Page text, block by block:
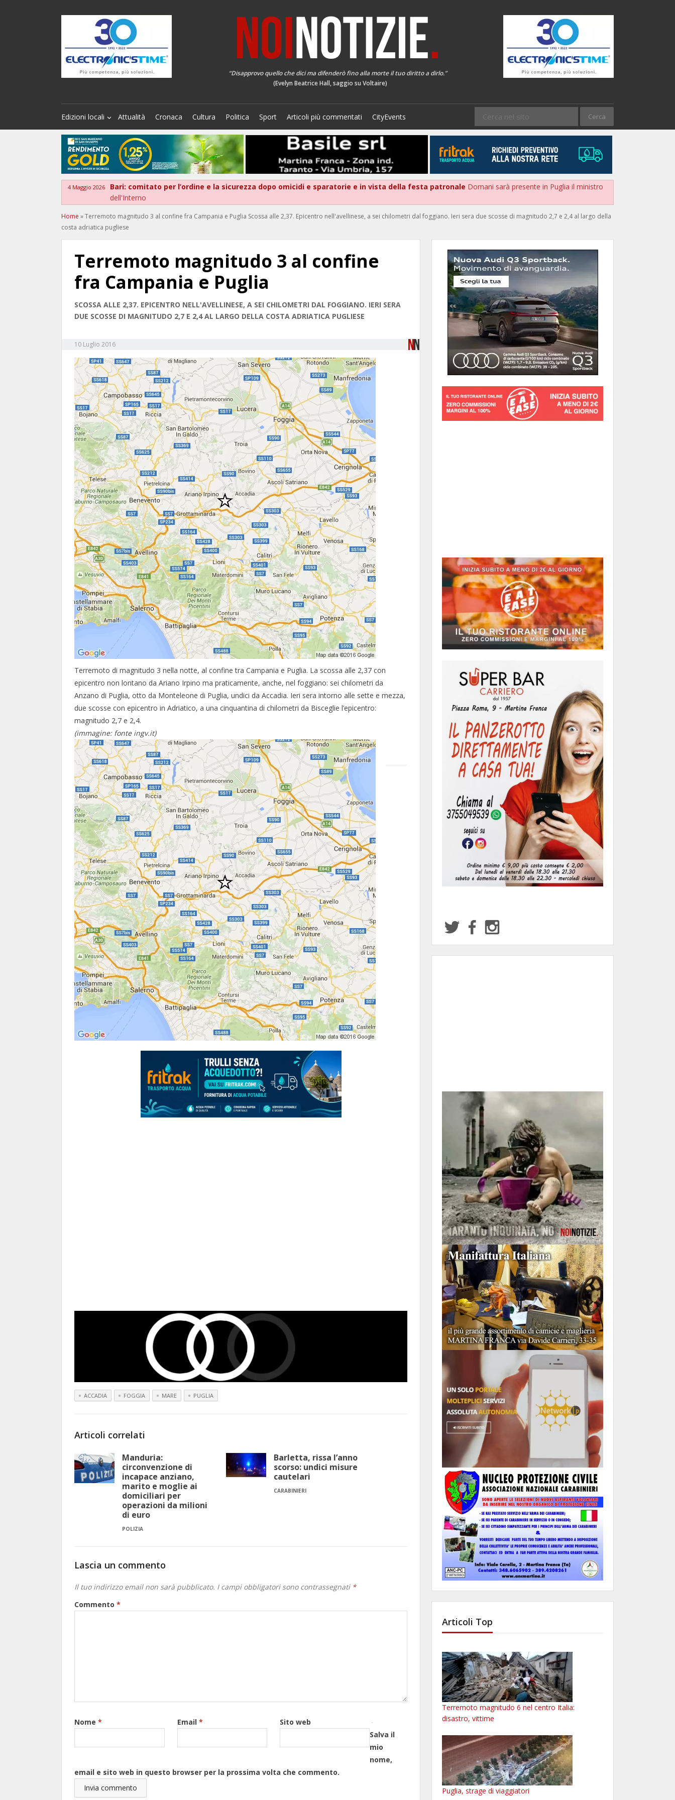
“Disapprovo quello che dici ma difenderò fino alla morte il tuo diritto a dirlo.”
(Evelyn Beatrice Hall, saggio su Voltaire)
Edizioni locali Attualità Cronaca Cultura Politica Sport Articoli più commentati CityEvents
4 Maggio 2026 Bari: comitato per l’ordine e la sicurezza dopo omicidi e sparatorie e in vista della festa patronale Domani sarà presente in Puglia il ministro
dell'Interno
Home »Terremoto magnitudo 3 al confine fra Campania e Puglia Scossa alle 2,37. Epicentro nell'avellinese, a sei chilometri dal foggiano. Ieri sera due scosse di magnitudo 2,7 e 2,4 al largo della
costa adriatica pugliese
Terremoto magnitudo 3 al confine
fra Campania e Puglia
SCOSSA ALLE 2,37. EPICENTRO NELL'AVELLINESE, A SEI CHILOMETRI DAL FOGGIANO. IERI SERA
DUE SCOSSE DI MAGNITUDO 2,7 E 2,4 AL LARGO DELLA COSTA ADRIATICA PUGLIESE
10 Luglio 2016
Terremoto di magnitudo 3 nella notte, al confine tra Campania e Puglia. La scossa alle 2,37 con
epicentro non lontano da Ariano Irpino ma praticamente, anche, nel foggiano: sei chilometri da
Anzano di Puglia, otto da Monteleone di Puglia, undici da Accadia. Ieri sera intorno alle sette e mezza,
due scosse con epicentro in Adriatico, a una cinquantina di chilometri da Bisceglie l’epicentro:
magnitudo 2,7 e 2,4.
(immagine: fonte ingv.it)
ACCADIA FOGGIA MARE PUGLIA
Articoli correlati
Manduria:
circonvenzione di
incapace anziano,
marito e moglie ai
domiciliari per
operazioni da milioni
di euro
POLIZIA
Barletta, rissa l’anno
scorso: undici misure
cautelari
CARABINIERI
Lascia un commento
Il tuo indirizzo email non sarà pubblicato. I campi obbligatori sono contrassegnati *
Commento *
Nome * Email *
Sito web
Salva il
mio
nome,
email e sito web in questo browser per la prossima volta che commento.
Articoli Top
Terremoto magnitudo 6 nel centro Italia:
disastro, vittime
Puglia, strage di viaggiatori